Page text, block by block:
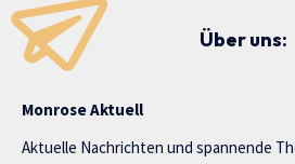
Über uns:
Monrose Aktuell
Aktuelle Nachrichten und spannende